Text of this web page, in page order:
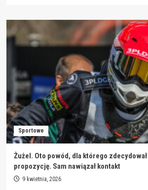
Sportowe
Żużel. Oto powód, dla którego
propozycję. Sam nawiązał kontakt
9 kwietnia, 2026